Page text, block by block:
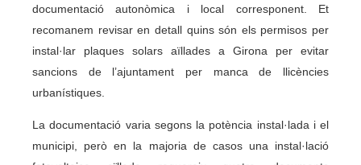
documentació autonòmica i local corresponent. Et
recomanem revisar en detall quins són els permisos per
instal·lar plaques solars aïllades a Girona per evitar
sancions de l’ajuntament per manca de llicències
urbanístiques.
La documentació varia segons la potència instal·lada i el
municipi, però en la majoria de casos una instal·lació